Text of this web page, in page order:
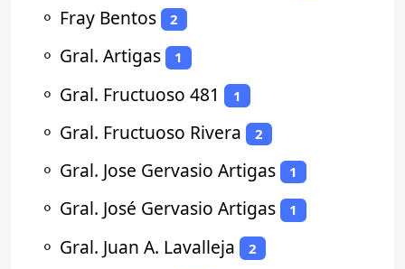
⚬ Fray Bentos 2
⚬ Gral. Artigas 1
⚬ Gral. Fructuoso 481 1
⚬ Gral. Fructuoso Rivera 2
⚬ Gral. Jose Gervasio Artigas 1
⚬ Gral. José Gervasio Artigas 1
⚬ Gral. Juan A. Lavalleja 2